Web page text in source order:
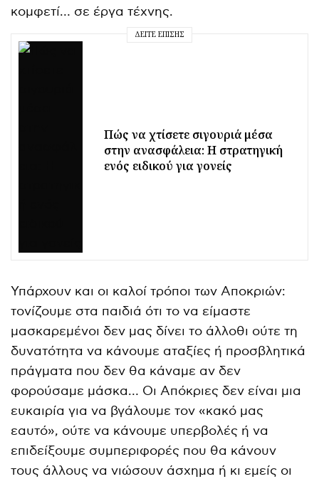
κομφετί… σε έργα τέχνης.
ΔΕΊΤΕ ΕΠΊΣΗΣ
Πώς να χτίσετε σιγουριά μέσα
στην ανασφάλεια: Η στρατηγική
ενός ειδικού για γονείς
Υπάρχουν και οι καλοί τρόποι των Αποκριών:
τονίζουμε στα παιδιά ότι το να είμαστε
μασκαρεμένοι δεν μας δίνει το άλλοθι ούτε τη
δυνατότητα να κάνουμε αταξίες ή προσβλητικά
πράγματα που δεν θα κάναμε αν δεν
φορούσαμε μάσκα… Οι Απόκριες δεν είναι μια
ευκαιρία για να βγάλουμε τον «κακό μας
εαυτό», ούτε να κάνουμε υπερβολές ή να
επιδείξουμε συμπεριφορές που θα κάνουν
τους άλλους να νιώσουν άσχημα ή κι εμείς οι